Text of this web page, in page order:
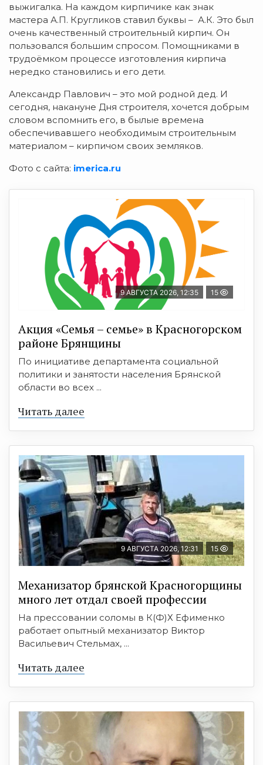
выжигалка. На каждом кирпичике как знак
мастера А.П. Кругликов ставил буквы – А.К. Это был
очень качественный строительный кирпич. Он
пользовался большим спросом. Помощниками в
трудоёмком процессе изготовления кирпича
нередко становились и его дети.
Александр Павлович – это мой родной дед. И
сегодня, накануне Дня строителя, хочется добрым
словом вспомнить его, в былые времена
обеспечивавшего необходимым строительным
материалом – кирпичом своих земляков.
Фото с сайта: imerica.ru
9 АВГУСТА 2026, 12:35 15
Акция «Семья – семье» в Красногорском
районе Брянщины
По инициативе департамента социальной
политики и занятости населения Брянской
области во всех ...
Читать далее
9 АВГУСТА 2026, 12:31 15
Механизатор брянской Красногорщины
много лет отдал своей профессии
На прессовании соломы в К(Ф)Х Ефименко
работает опытный механизатор Виктор
Васильевич Стельмах, ...
Читать далее